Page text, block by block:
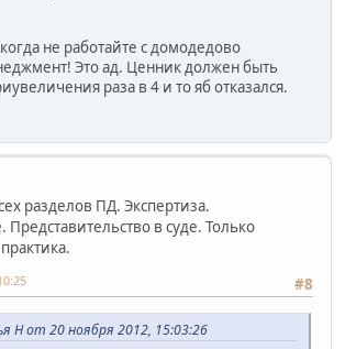
не работайте с домодедово
Это ад. Ценник должен быть
раза в 4 и то яб отказался.
разделов ПД. Экспертиза.
в суде. Только
#8
Н от 20 ноября 2012, 15:03:26